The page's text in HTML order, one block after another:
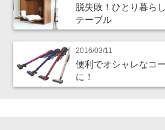
脱失敗！ひとり暮ら
テーブル
2016/03/11
便利でオシャレなコ
に！